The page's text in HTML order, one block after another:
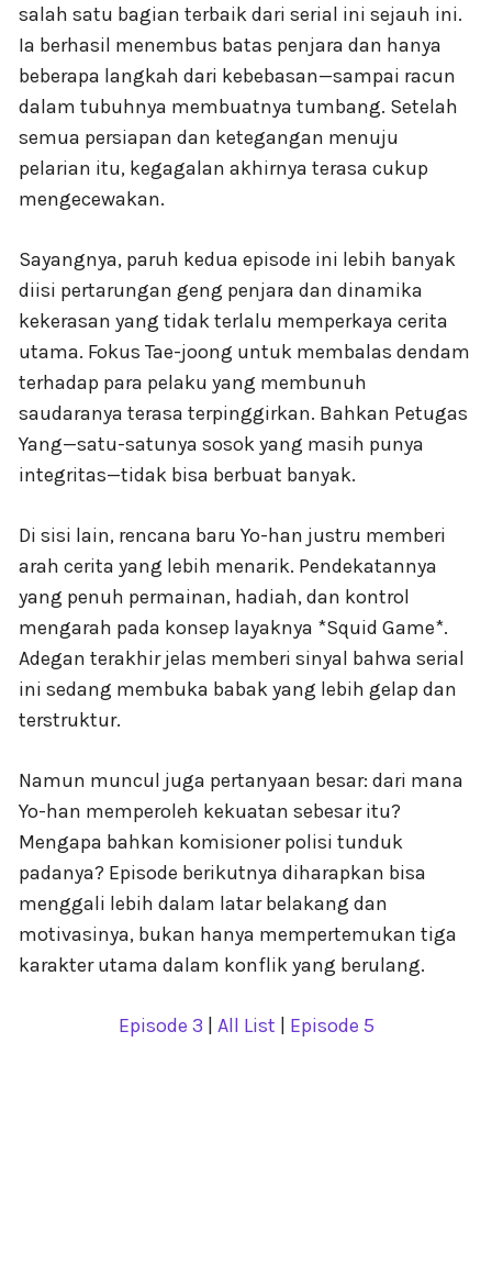
salah satu bagian terbaik dari serial ini sejauh ini.
Ia berhasil menembus batas penjara dan hanya
beberapa langkah dari kebebasan—sampai racun
dalam tubuhnya membuatnya tumbang. Setelah
semua persiapan dan ketegangan menuju
pelarian itu, kegagalan akhirnya terasa cukup
mengecewakan.
Sayangnya, paruh kedua episode ini lebih banyak
diisi pertarungan geng penjara dan dinamika
kekerasan yang tidak terlalu memperkaya cerita
utama. Fokus Tae-joong untuk membalas dendam
terhadap para pelaku yang membunuh
saudaranya terasa terpinggirkan. Bahkan Petugas
Yang—satu-satunya sosok yang masih punya
integritas—tidak bisa berbuat banyak.
Di sisi lain, rencana baru Yo-han justru memberi
arah cerita yang lebih menarik. Pendekatannya
yang penuh permainan, hadiah, dan kontrol
mengarah pada konsep layaknya *Squid Game*.
Adegan terakhir jelas memberi sinyal bahwa serial
ini sedang membuka babak yang lebih gelap dan
terstruktur.
Namun muncul juga pertanyaan besar: dari mana
Yo-han memperoleh kekuatan sebesar itu?
Mengapa bahkan komisioner polisi tunduk
padanya? Episode berikutnya diharapkan bisa
menggali lebih dalam latar belakang dan
motivasinya, bukan hanya mempertemukan tiga
karakter utama dalam konflik yang berulang.
Episode 3 All List Episode 5